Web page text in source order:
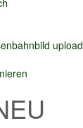
upload